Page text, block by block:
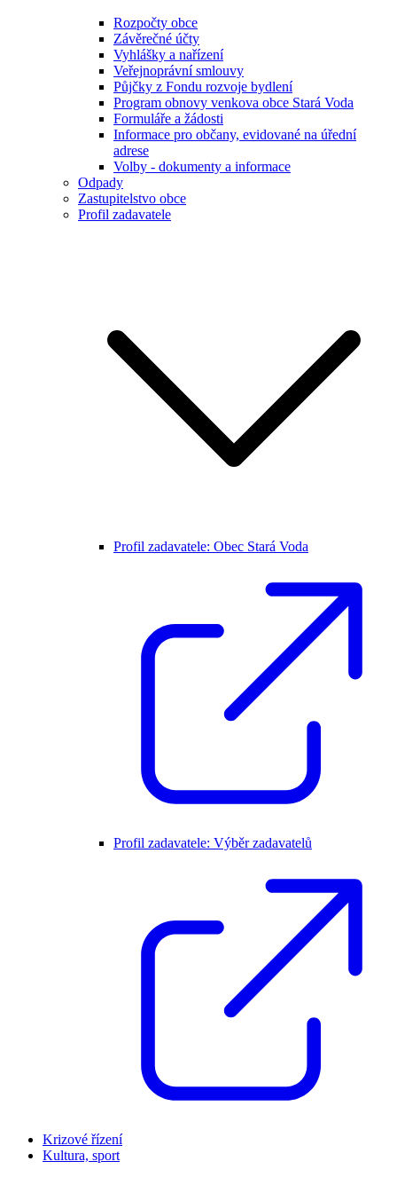
Rozpočty obce
Závěrečné účty
Vyhlášky a nařízení
Veřejnoprávní smlouvy
Půjčky z Fondu rozvoje bydlení
Program obnovy venkova obce Stará Voda
Formuláře a žádosti
Informace pro občany, evidované na úřední
adrese
Volby - dokumenty a informace
Odpady
Zastupitelstvo obce
Profil zadavatele
Profil zadavatele: Obec Stará Voda
Profil zadavatele: Výběr zadavatelů
Krizové řízení
Kultura, sport